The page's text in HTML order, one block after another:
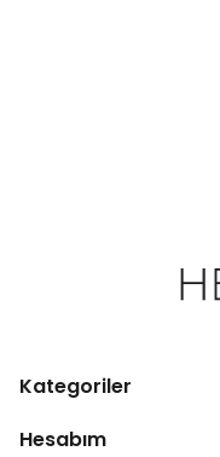
Kategoriler
Hesabım